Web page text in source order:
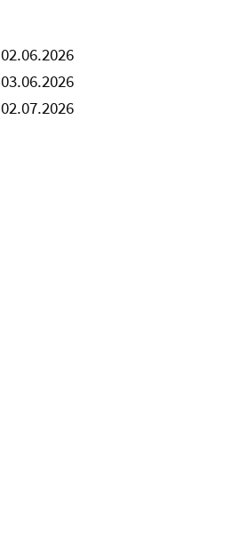
02.06.2026
03.06.2026
02.07.2026